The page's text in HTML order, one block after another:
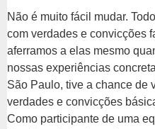
Não é muito fácil mudar.
com verdades e convicções
aferramos a elas mesmo
nossas experiências
São Paulo, tive a chance de
verdades e convicções
Como participante de uma